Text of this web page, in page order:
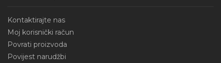
Kontaktirajte nas
Moj korisnički račun
Povrati proizvoda
Povijest narudžbi